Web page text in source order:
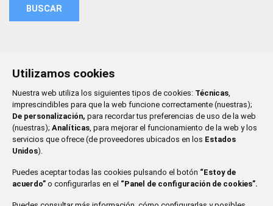
Utilizamos cookies
Nuestra web utiliza los siguientes tipos de cookies: Técnicas,
imprescindibles para que la web funcione correctamente (nuestras);
De personalización, para recordar tus preferencias de uso de la web
(nuestras); Analíticas, para mejorar el funcionamiento de la web y los
servicios que ofrece (de proveedores ubicados en los Estados
Unidos).
Puedes aceptar todas las cookies pulsando el botón “Estoy de
acuerdo” o configurarlas en el “Panel de configuración de cookies”.
BUSCAR